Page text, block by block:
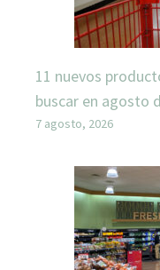
11 nuevos
buscar en agosto
7 agosto, 2026